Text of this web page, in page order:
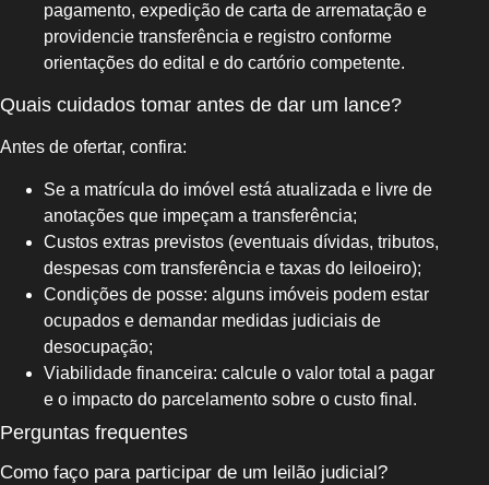
pagamento, expedição de carta de arrematação e
providencie transferência e registro conforme
orientações do edital e do cartório competente.
Quais cuidados tomar antes de dar um lance?
Antes de ofertar, confira:
Se a matrícula do imóvel está atualizada e livre de
anotações que impeçam a transferência;
Custos extras previstos (eventuais dívidas, tributos,
despesas com transferência e taxas do leiloeiro);
Condições de posse: alguns imóveis podem estar
ocupados e demandar medidas judiciais de
desocupação;
Viabilidade financeira: calcule o valor total a pagar
e o impacto do parcelamento sobre o custo final.
Perguntas frequentes
Como faço para participar de um leilão judicial?